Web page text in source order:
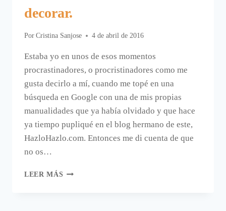
decorar.
Por Cristina Sanjose 4 de abril de 2016
Estaba yo en unos de esos momentos
procrastinadores, o procristinadores como me
gusta decirlo a mí, cuando me topé en una
búsqueda en Google con una de mis propias
manualidades que ya había olvidado y que hace
ya tiempo pupliqué en el blog hermano de este,
HazloHazlo.com. Entonces me di cuenta de que
no os…
LEER MÁS ALGODÓN